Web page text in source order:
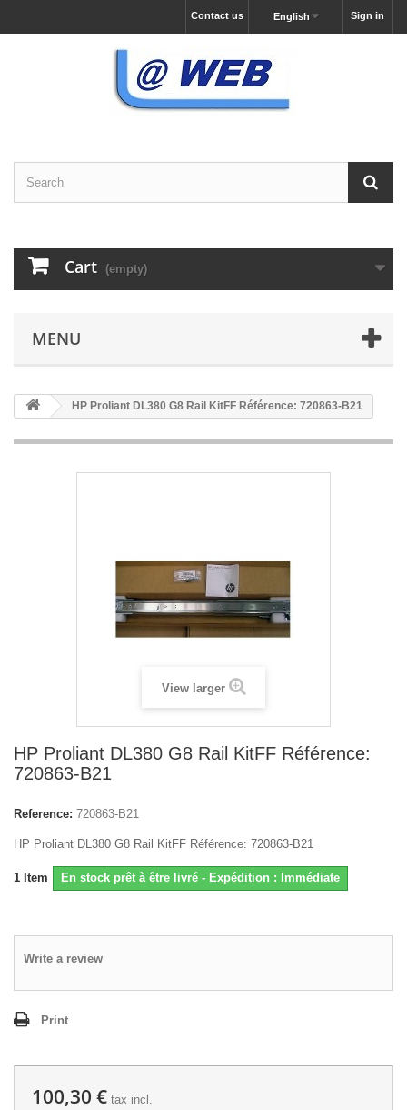
Sign in
English
Contact us
Cart (empty)
MENU
HP Proliant DL380 G8 Rail KitFF Référence: 720863-B21
View larger
HP Proliant DL380 G8 Rail KitFF Référence:
720863-B21
Reference: 720863-B21
HP Proliant DL380 G8 Rail KitFF Référence: 720863-B21
1 Item En stock prêt à être livré - Expédition : Immédiate
Write a review
Print
100,30 € tax incl.